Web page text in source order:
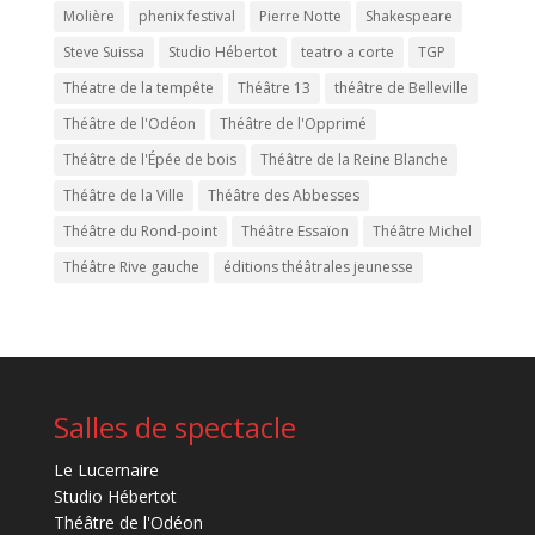
Molière phenix festival Pierre Notte
Shakespeare
Steve Suissa
Studio Hébertot teatro a corte
TGP
Théatre de la tempête
Théâtre 13
théâtre de Belleville
Théâtre de l'Odéon
Théâtre de l'Opprimé
Théâtre de l'Épée de bois
Théâtre de la Reine Blanche
Théâtre de la Ville
Théâtre des Abbesses
Théâtre du Rond-point
Théâtre Essaïon
Théâtre Michel
Théâtre Rive gauche
éditions théâtrales jeunesse
Salles de spectacle
Le Lucernaire
Studio Hébertot
Théâtre de l'Odéon